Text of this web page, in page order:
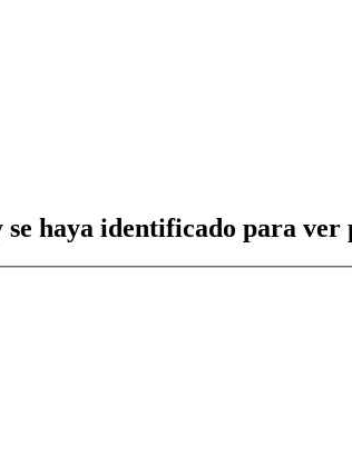
haya identificado para ver